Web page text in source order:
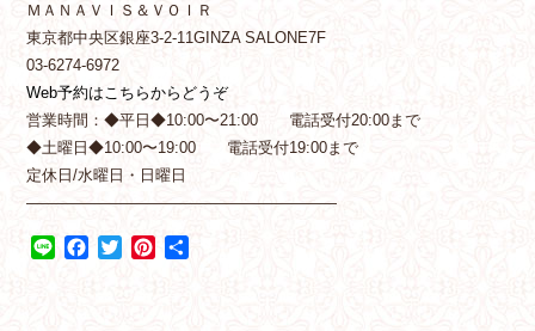
ＭＡＮＡＶＩＳ＆ＶＯＩＲ
東京都中央区銀座3-2-11GINZA SALONE7F
03-6274-6972
Web予約はこちらからどうぞ
営業時間：◆平日◆10:00〜21:00 電話受付20:00まで
◆土曜日◆10:00〜19:00 電話受付19:00まで
定休日/水曜日・日曜日
————————————————————
Line Facebook
TwitterPinterest